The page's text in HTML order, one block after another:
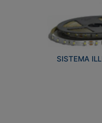
SISTEMA